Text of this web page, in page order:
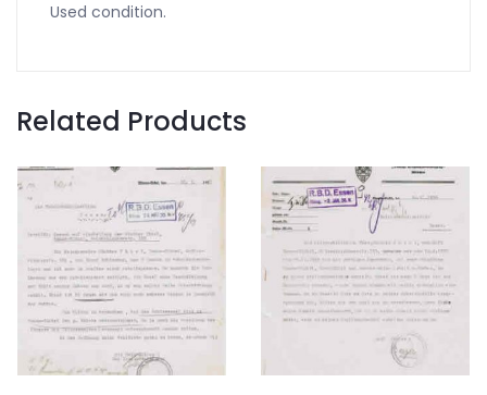
Used condition.
Related Products